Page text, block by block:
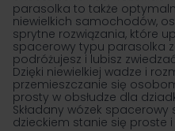
parasolka to także
niewielkich samochodów,
sprytne rozwiązania, które
spacerowy typu parasolka
podróżujesz i lubisz
Dzięki niewielkiej wadze i
przemieszczanie się
prosty w obsłudze dla
Składany wózek
dzieckiem stanie się proste